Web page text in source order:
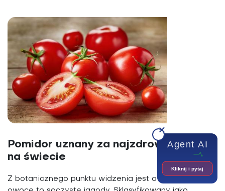
Pomidor uznany za najzdrowszy owoc
na świecie
Z botanicznego punktu widzenia jest owocem, a jego
Agent AI
Kliknij i pytaj